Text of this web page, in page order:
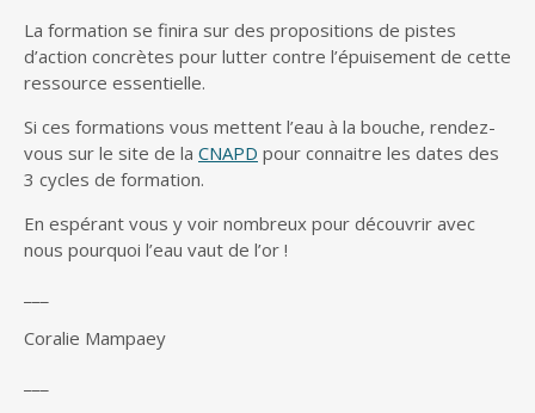
La formation se finira sur des propositions de pistes
d’action concrètes pour lutter contre l’épuisement de cette
ressource essentielle.
Si ces formations vous mettent l’eau à la bouche, rendez-
vous sur le site de la CNAPD pour connaitre les dates des
3 cycles de formation.
En espérant vous y voir nombreux pour découvrir avec
nous pourquoi l’eau vaut de l’or !
Coralie Mampaey